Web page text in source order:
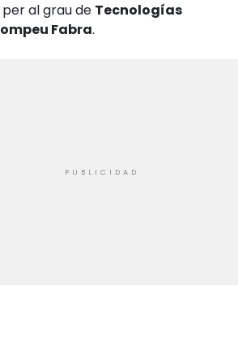
al grau de Tecnologías
Fabra.